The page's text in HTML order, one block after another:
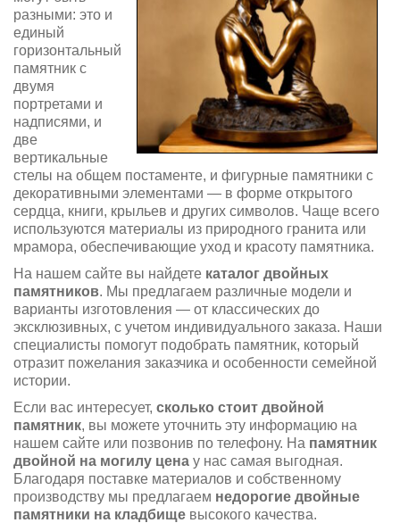
разными: это и
единый
горизонтальный
памятник с
двумя
портретами и
надписями, и
две
вертикальные
стелы на общем постаменте, и фигурные памятники с
декоративными элементами — в форме открытого
сердца, книги, крыльев и других символов. Чаще всего
используются материалы из природного гранита или
мрамора, обеспечивающие уход и красоту памятника.
На нашем сайте вы найдете каталог двойных
памятников. Мы предлагаем различные модели и
варианты изготовления — от классических до
эксклюзивных, с учетом индивидуального заказа. Наши
специалисты помогут подобрать памятник, который
отразит пожелания заказчика и особенности семейной
истории.
Если вас интересует, сколько стоит двойной
памятник, вы можете уточнить эту информацию на
нашем сайте или позвонив по телефону. На памятник
двойной на могилу цена у нас самая выгодная.
Благодаря поставке материалов и собственному
производству мы предлагаем недорогие двойные
памятники на кладбище высокого качества.